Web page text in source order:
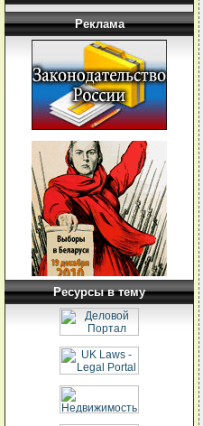
Реклама
Ресурсы в тему